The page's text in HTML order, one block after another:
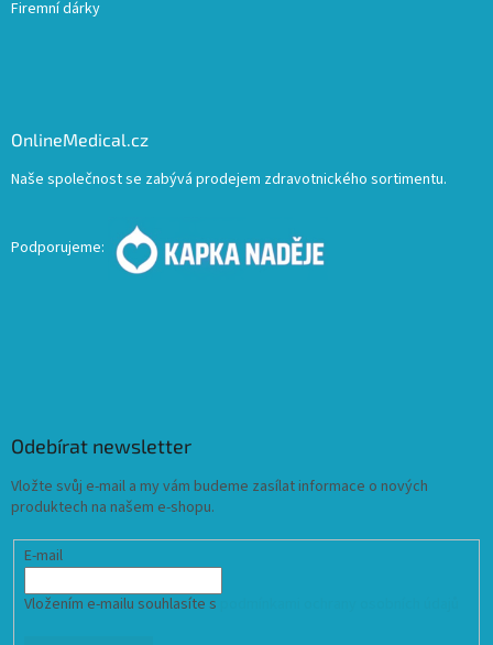
Firemní dárky
OnlineMedical.cz
Naše společnost se zabývá prodejem zdravotnického sortimentu.
Podporujeme:
Odebírat newsletter
Vložte svůj e-mail a my vám budeme zasílat informace o nových
produktech na našem e-shopu.
E-mail
Vložením e-mailu souhlasíte s